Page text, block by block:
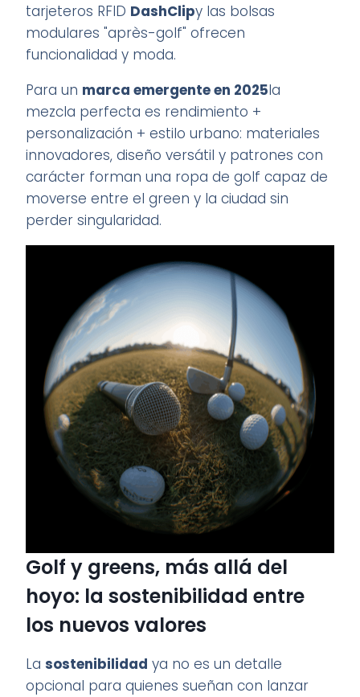
tarjeteros RFID DashClipy las bolsas
modulares "après-golf" ofrecen
funcionalidad y moda.
Para un marca emergente en 2025la
mezcla perfecta es rendimiento +
personalización + estilo urbano: materiales
innovadores, diseño versátil y patrones con
carácter forman una ropa de golf capaz de
moverse entre el green y la ciudad sin
perder singularidad.
Golf y greens, más allá del
hoyo: la sostenibilidad entre
los nuevos valores
Lasostenibilidad ya no es un detalle
opcional para quienes sueñan con lanzar